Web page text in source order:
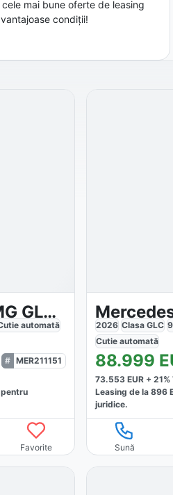
mai bune oferte de leasing
condiții!
Mercedes-Benz GLC 43 AMG GLC Coupe
automată
MER211151
pentru
Favorite
2026 Clasa GLC
Cutie automată
88.999
73.553EUR + 21
Leasing de la 896
juridice.
Sună